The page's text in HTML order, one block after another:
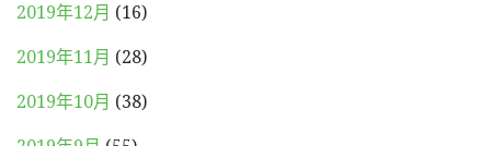
2019年12月 (16)
2019年11月 (28)
2019年10月 (38)